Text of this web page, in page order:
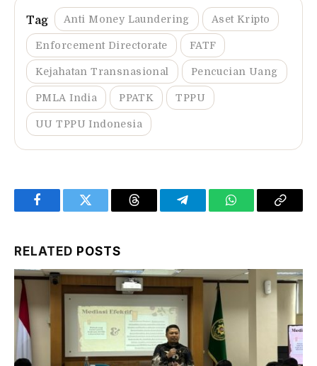
Anti Money Laundering Aset Kripto
Enforcement Directorate FATF
Kejahatan Transnasional Pencucian Uang
PMLA India PPATK TPPU
UU TPPU Indonesia
FacebookTwitter Threads TelegramWhatsAppCopy
RELATED POSTS